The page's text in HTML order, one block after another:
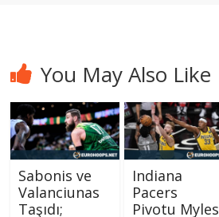
You May Also Like
Sabonis ve
Valanciunas
Taşıdı;
Indiana
Pacers
Pivotu Myles